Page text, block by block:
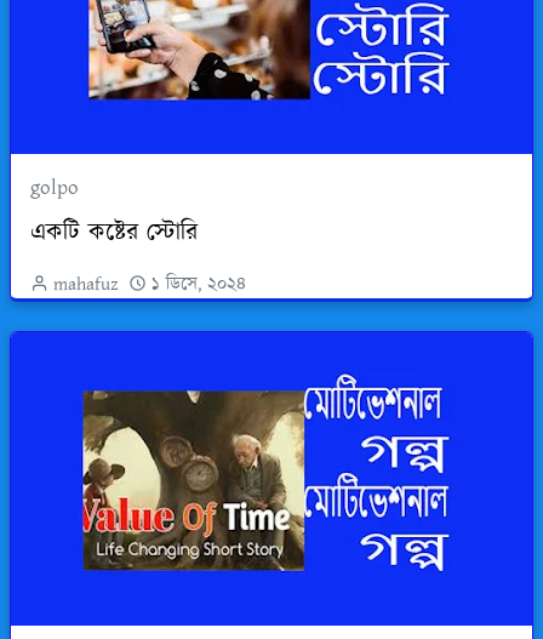
golpo
একটি কষ্টের স্টোরি
mahafuz ১ ডিসে, ২০২৪